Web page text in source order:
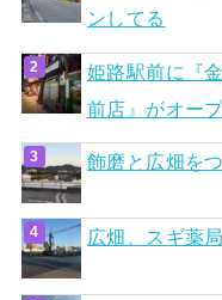
ンしてる
姫路駅前に『
前店』がオー
飾磨と広畑を
広畑、スギ薬